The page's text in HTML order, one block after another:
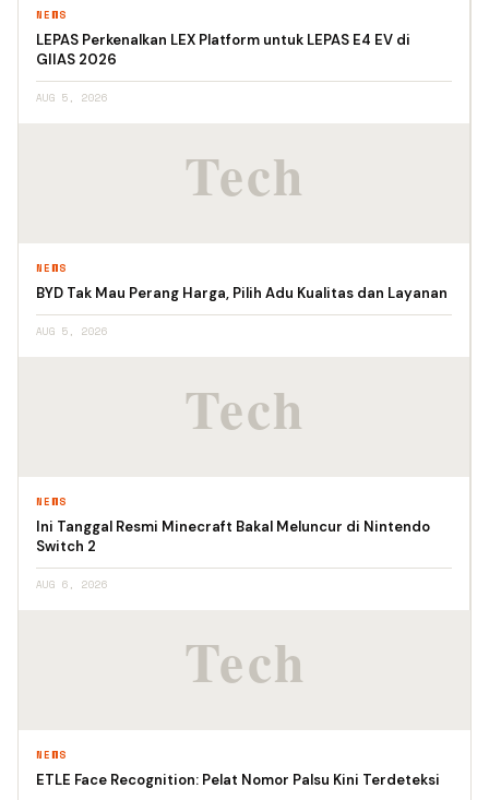
NEWS
LEPAS Perkenalkan LEX Platform untuk LEPAS E4 EV di
GIIAS 2026
AUG 5, 2026
NEWS
BYD Tak Mau Perang Harga, Pilih Adu Kualitas dan Layanan
AUG 5, 2026
NEWS
Ini Tanggal Resmi Minecraft Bakal Meluncur di Nintendo
Switch 2
AUG 6, 2026
NEWS
ETLE Face Recognition: Pelat Nomor Palsu Kini Terdeteksi